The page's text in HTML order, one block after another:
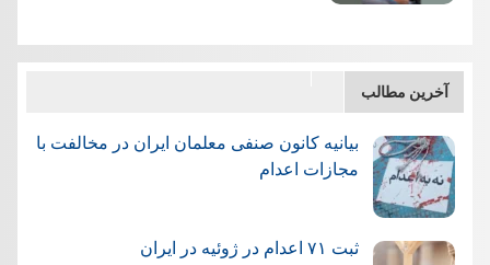
آخرین مطالب
بیانیه کانون صنفی معلمان ایران در مخالفت با
مجازات اعدام
ثبت ۷۱ اعدام در ژوئيه در ایران